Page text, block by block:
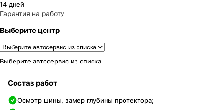
14 дней
Гарантия на работу
Выберите центр
Выберите автосервис из списка
Состав работ
Осмотр шины, замер глубины протектора;